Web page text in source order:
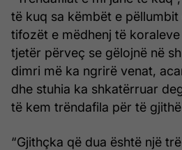
të kuq sa këmbët e
tifozët e mëdhenj të
tjetër përveç se gëlojnë në
dimri më ka ngrirë venat,
dhe stuhia ka shkatërruar
të kem trëndafila për të
“Gjithçka që dua është një